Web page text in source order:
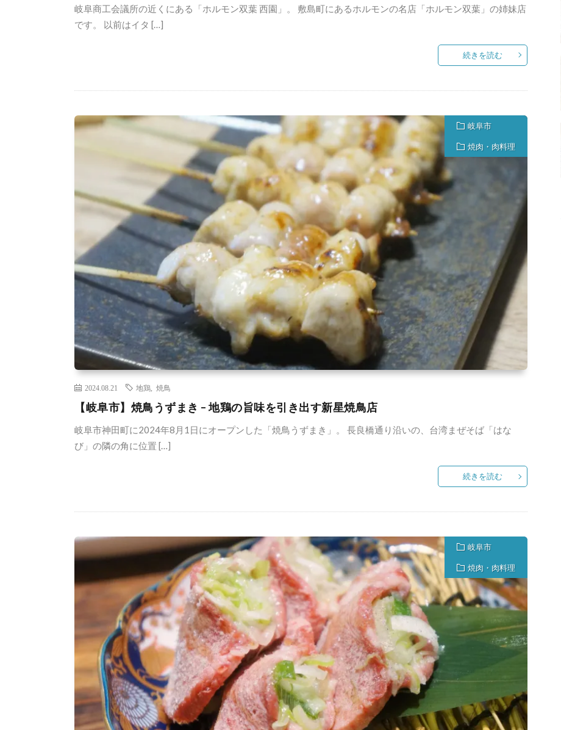
岐阜商工会議所の近くにある「ホルモン双葉 西園」。 敷島町にあるホルモンの名店「ホルモン双葉」の姉妹店
です。 以前はイタ […]
続きを読む
岐阜市
焼肉・肉料理
2024.08.21 地鶏 焼鳥
【岐阜市】焼鳥うずまき – 地鶏の旨味を引き出す新星焼鳥店
岐阜市神田町に2024年8月1日にオープンした「焼鳥うずまき」。 長良橋通り沿いの、台湾まぜそば「はな
び」の隣の角に位置 […]
続きを読む
岐阜市
焼肉・肉料理